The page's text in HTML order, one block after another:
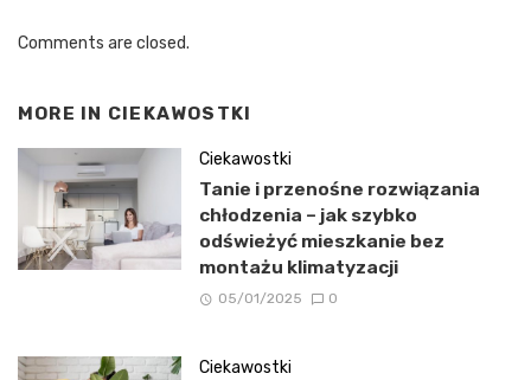
Comments are closed.
MORE IN CIEKAWOSTKI
Ciekawostki
Tanie i przenośne rozwiązania
chłodzenia – jak szybko
odświeżyć mieszkanie bez
montażu klimatyzacji
05/01/2025 0
Ciekawostki